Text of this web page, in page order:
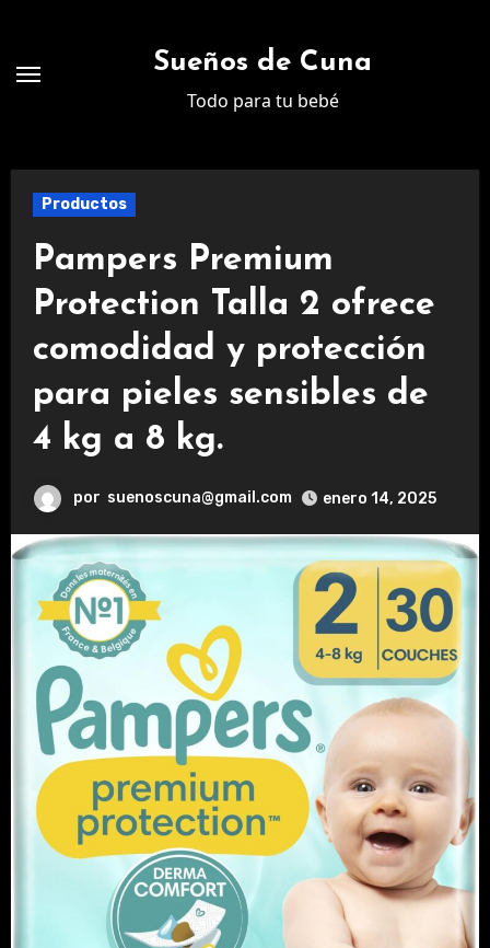
contenido
Sueños de Cuna
Todo para tu bebé
Productos
Pampers Premium
Protection Talla 2 ofrece
comodidad y protección
para pieles sensibles de
4 kg a 8 kg.
por suenoscuna@gmail.com enero 14, 2025